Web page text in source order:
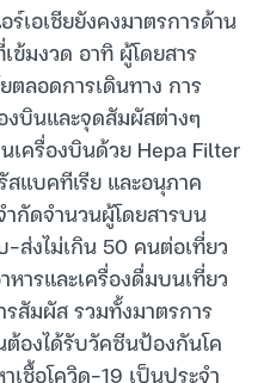
เอเชียยังคงมาตรการด้าน
ข้มงวด อาทิ ผู้โดยสาร
ลอดการเดินทาง การ
งบินและจุดสัมผัสต่างๆ
เครื่องบินด้วย Hepa Filter
สแบคทีเรีย และอนุภาค
กัดจำนวนผู้โดยสารบน
-ส่งไม่เกิน 50 คนต่อเที่ยว
ารและเครื่องดื่มบนเที่ยว
รสัมผัส รวมทั้งมาตรการ
องได้รับวัคซีนป้องกันโค
ชื้อโควิด-19 เป็นประจำ